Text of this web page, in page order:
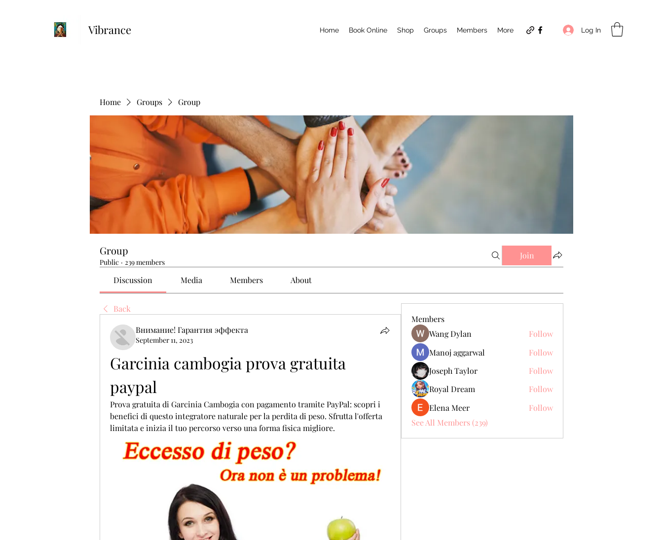
Vibrance Home Book Online Shop Groups Members More Log In
Home Groups Group
Group
Public · 239 members
Join
Discussion Media Members About
Back
Внимание! Гарантия эффекта
September 11, 2023
Garcinia cambogia prova gratuita
paypal
Prova gratuita di Garcinia Cambogia con pagamento tramite PayPal: scopri i
benefici di questo integratore naturale per la perdita di peso. Sfrutta l'offerta
limitata e inizia il tuo percorso verso una forma fisica migliore.
Members
Wang Dylan
Follow
Manoj aggarwal
Follow
Joseph Taylor
Follow
Royal Dream
Follow
Elena Meer
Follow
See All Members (239)